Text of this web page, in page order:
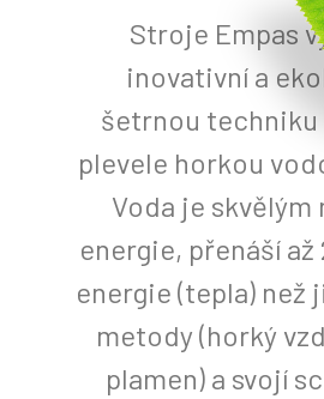
Stroje Empas
inovativní a
šetrnou
plevele horkou
Voda je skvělým
energie, přenáší
energie (tepla) než
metody (horký
plamen) a svojí